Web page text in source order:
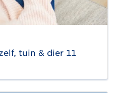
tuin & dier 11